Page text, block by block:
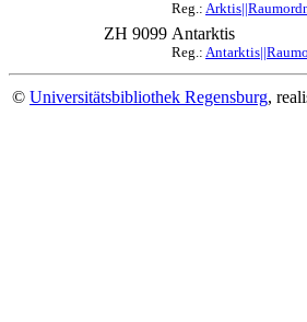
Reg.:
ZH 9099 Antarktis
Reg.:
© Universitätsbibliothek Regensburg,